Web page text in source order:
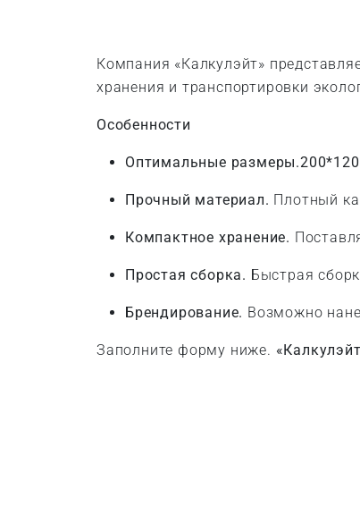
Компания «Калкулэйт»
хранения и транспортировки
Особенности
Оптимальные размеры.
Прочный материал. Плотный
Компактное хранение.
Простая сборка. Быстрая
Брендирование. Возможно
Заполните форму ниже.